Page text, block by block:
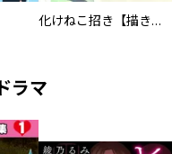
化けねこ招き【描きおろし付合冊版】
ラマ